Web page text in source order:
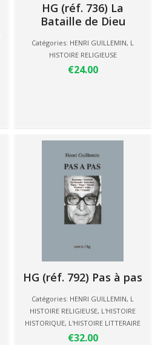
HG (réf. 736) La
Bataille de Dieu
Catégories: HENRI GUILLEMIN, L
HISTOIRE RELIGIEUSE
€24.00
HG (réf. 792) Pas à pas
Catégories: HENRI GUILLEMIN, L
HISTOIRE RELIGIEUSE, L'HISTOIRE
HISTORIQUE, L'HISTOIRE LITTERAIRE
€32.00